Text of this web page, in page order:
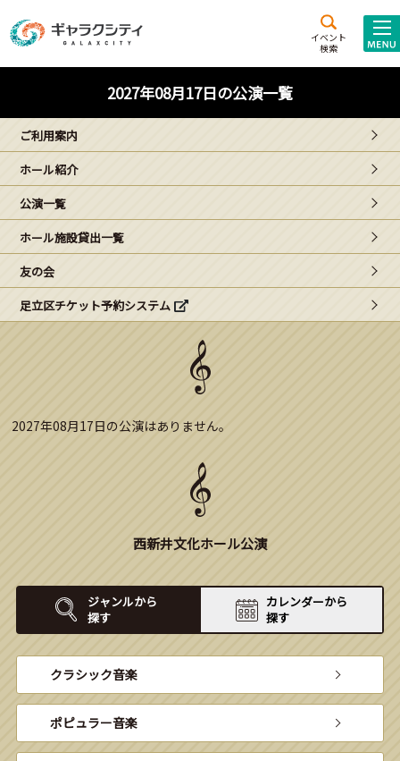
イベント
検索
施設案内
西新井
文化ホール
ギャラクシティとは
こどもみーてぃんぐ
Gがくえん
ブランドからのお知らせ
2027年08月17日の公演一覧
ご利用案内
ホール紹介
公演一覧
ホール施設貸出一覧
友の会
足立区チケット予約システム
2027年08月17日の公演はありません。
西新井文化ホール公演
ジャンルから
探す
カレンダーから
探す
クラシック音楽
ポピュラー音楽